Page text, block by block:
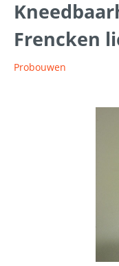
Frencken
Probouwen